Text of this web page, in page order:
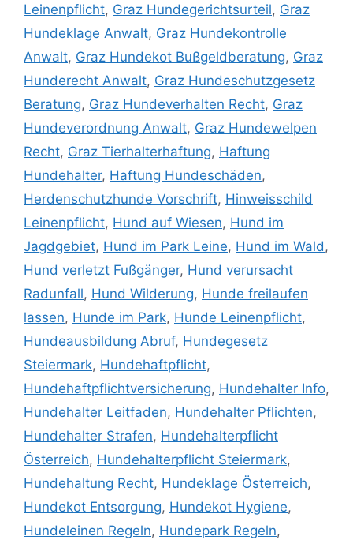
Leinenpflicht, Graz Hundegerichtsurteil, Graz
Hundeklage Anwalt, Graz Hundekontrolle
Anwalt, Graz Hundekot Bußgeldberatung, Graz
Hunderecht Anwalt, Graz Hundeschutzgesetz
Beratung, Graz Hundeverhalten Recht, Graz
Hundeverordnung Anwalt, Graz Hundewelpen
Recht, Graz Tierhalterhaftung, Haftung
Hundehalter, Haftung Hundeschäden,
Herdenschutzhunde Vorschrift, Hinweisschild
Leinenpflicht, Hund auf Wiesen, Hund im
Jagdgebiet, Hund im Park Leine, Hund im Wald,
Hund verletzt Fußgänger, Hund verursacht
Radunfall, Hund Wilderung, Hunde freilaufen
lassen, Hunde im Park, Hunde Leinenpflicht,
Hundeausbildung Abruf, Hundegesetz
Steiermark, Hundehaftpflicht,
Hundehaftpflichtversicherung, Hundehalter Info,
Hundehalter Leitfaden, Hundehalter Pflichten,
Hundehalter Strafen, Hundehalterpflicht
Österreich, Hundehalterpflicht Steiermark,
Hundehaltung Recht, Hundeklage Österreich,
Hundekot Entsorgung, Hundekot Hygiene,
Hundeleinen Regeln, Hundepark Regeln,